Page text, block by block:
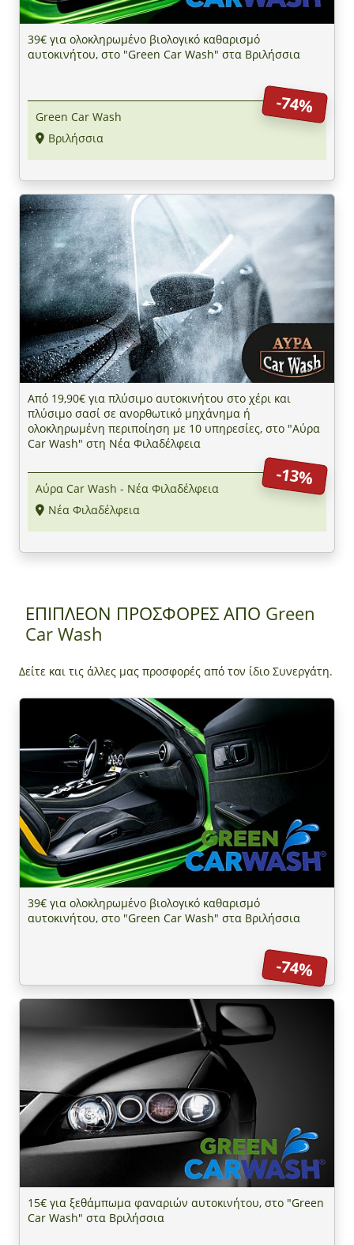
39€ για ολοκληρωμένο βιολογικό καθαρισμό
αυτοκινήτου, στο "Green Car Wash" στα Βριλήσσια
-74%
Green Car Wash
Βριλήσσια
Από 19,90€ για πλύσιμο αυτοκινήτου στο χέρι και
πλύσιμο σασί σε ανορθωτικό μηχάνημα ή
ολοκληρωμένη περιποίηση με 10 υπηρεσίες, στο "Αύρα
Car Wash" στη Νέα Φιλαδέλφεια
-13%
Αύρα Car Wash - Νέα Φιλαδέλφεια
Νέα Φιλαδέλφεια
ΕΠΙΠΛΕΟΝ ΠΡΟΣΦΟΡΕΣ ΑΠΟ Green
Car Wash
Δείτε και τις άλλες μας προσφορές από τον ίδιο Συνεργάτη.
39€ για ολοκληρωμένο βιολογικό καθαρισμό
αυτοκινήτου, στο "Green Car Wash" στα Βριλήσσια
-74%
15€ για ξεθάμπωμα φαναριών αυτοκινήτου, στο "Green
Car Wash" στα Βριλήσσια